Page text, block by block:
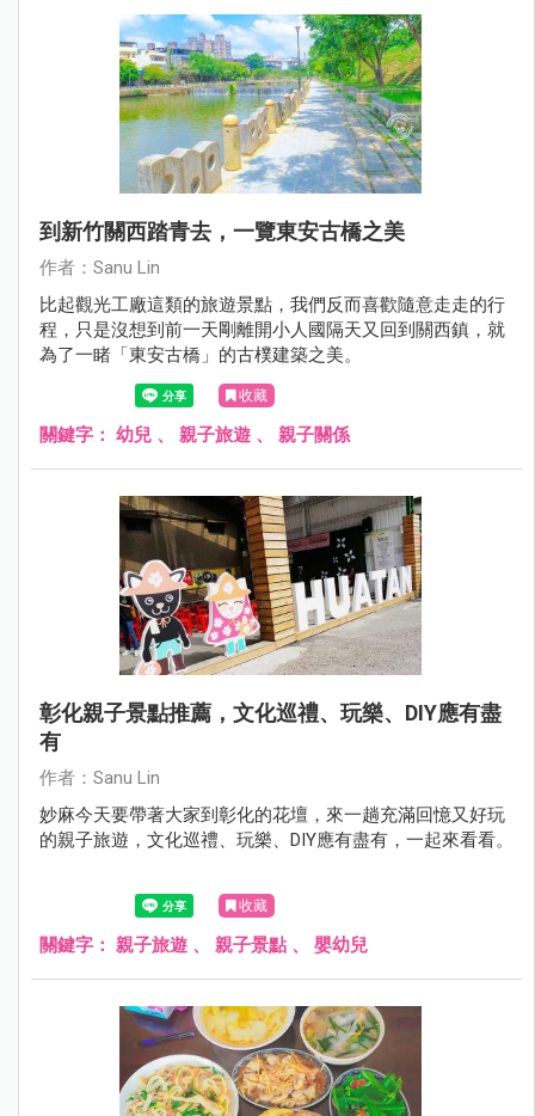
到新竹關西踏青去，一覽東安古橋之美
作者：Sanu Lin
比起觀光工廠這類的旅遊景點，我們反而喜歡隨意走走的行
程，只是沒想到前一天剛離開小人國隔天又回到關西鎮，就
為了一睹「東安古橋」的古樸建築之美。
收藏
關鍵字： 幼兒 、 親子旅遊 、 親子關係
彰化親子景點推薦，文化巡禮、玩樂、DIY應有盡
有
作者：Sanu Lin
妙麻今天要帶著大家到彰化的花壇，來一趟充滿回憶又好玩
的親子旅遊，文化巡禮、玩樂、DIY應有盡有，一起來看看。
收藏
關鍵字： 親子旅遊 、 親子景點 、 嬰幼兒